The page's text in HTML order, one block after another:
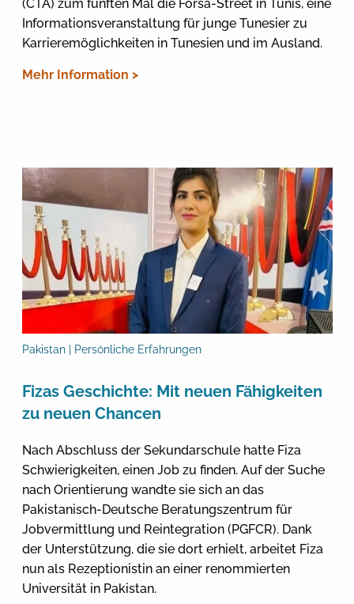
(CTA) zum fünften Mal die Forsa-Street in Tunis, eine
Informationsveranstaltung für junge Tunesier zu
Karrieremöglichkeiten in Tunesien und im Ausland.
Mehr Information >
Pakistan | Persönliche Erfahrungen
Fizas Geschichte: Mit neuen Fähigkeiten
zu neuen Chancen
Nach Abschluss der Sekundarschule hatte Fiza
Schwierigkeiten, einen Job zu finden. Auf der Suche
nach Orientierung wandte sie sich an das
Pakistanisch-Deutsche Beratungszentrum für
Jobvermittlung und Reintegration (PGFCR). Dank
der Unterstützung, die sie dort erhielt, arbeitet Fiza
nun als Rezeptionistin an einer renommierten
Universität in Pakistan.